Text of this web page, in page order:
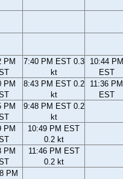
PM
7:40 PM EST 0.3
kt
10:44 PM
EST
PM
8:43 PM EST 0.2
kt
11:36 PM
EST
PM
9:48 PM EST 0.2
kt
PM
10:49 PM EST
0.2 kt
PM
11:46 PM EST
0.2 kt
PM